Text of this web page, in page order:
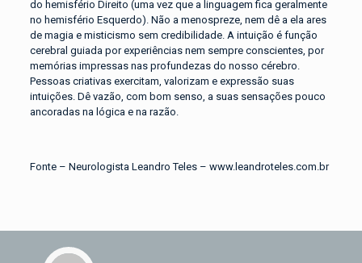
do hemisfério Direito (uma vez que a linguagem fica geralmente
no hemisfério Esquerdo). Não a menospreze, nem dê a ela ares
de magia e misticismo sem credibilidade. A intuição é função
cerebral guiada por experiências nem sempre conscientes, por
memórias impressas nas profundezas do nosso cérebro.
Pessoas criativas exercitam, valorizam e expressão suas
intuições. Dê vazão, com bom senso, a suas sensações pouco
ancoradas na lógica e na razão.
Fonte – Neurologista Leandro Teles – www.leandroteles.com.br